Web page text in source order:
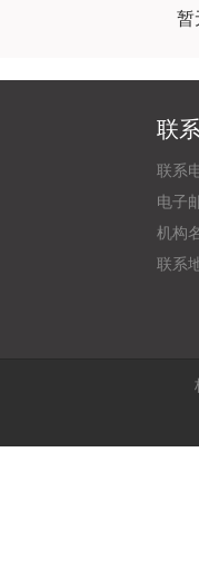
暂
联
联系
电子
机构
联系